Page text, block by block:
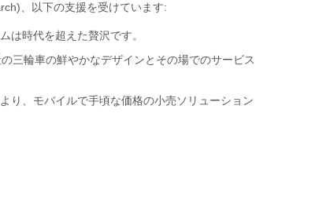
、以下の支援を受けています:
は時代を超えた贅沢です。
三輪車の鮮やかなデザインとその場でのサービス
り、モバイルで手頃な価格の小売ソリューション